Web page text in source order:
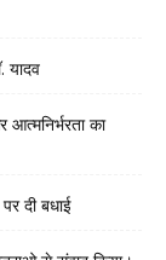
यादव
का
दी बधाई